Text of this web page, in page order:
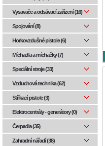
Vysavače a odsávací zařízení (16)
Spojování (8)
Horkovzdušné pistole (6)
Míchadla a míchačky (7)
Speciální stroje (33)
Vzduchová technika (62)
Stříkací pistole (3)
Elektrocentrály - generátory (0)
Čerpadla (35)
Zahradní nářadí (38)